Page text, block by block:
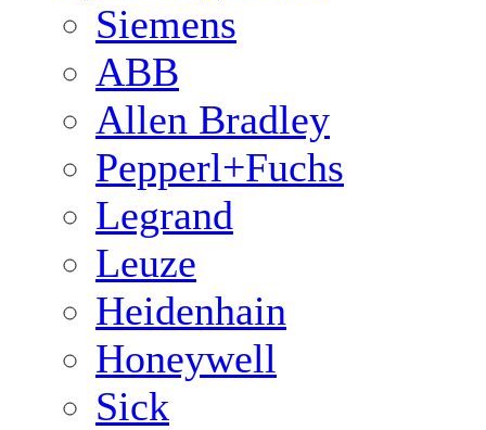
Siemens
ABB
Allen Bradley
Pepperl+Fuchs
Legrand
Leuze
Heidenhain
Honeywell
Sick